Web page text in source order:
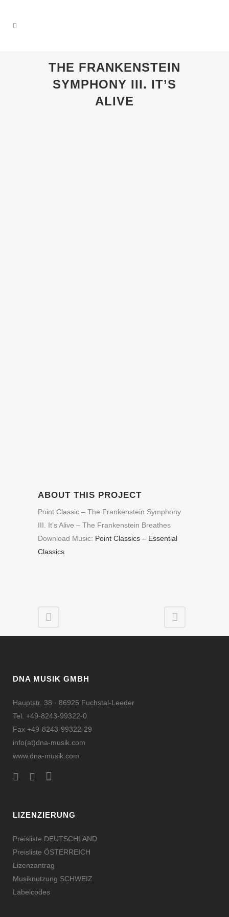
THE FRANKENSTEIN
SYMPHONY III. IT’S
ALIVE
ABOUT THIS PROJECT
Point Classic – The Frankenstein Symphony
III. It’s Alive – The Frankenstein Breathes
Download Music: Point Classics – Essential
Classics
DNA MUSIK GMBH
Hauptstr. 38 · 86925 Fuchstal-Leeder
Tel. +49-8243-99322-0
Fax +49-8243-99322-29
info(at)dna-musik.com
www.dna-musik.com
LIZENZIERUNG
Preisliste DEUTSCHLAND
Preisliste ÖSTERREICH
Lizenzantrag
Musiknutzung SCHWEIZ
Labelcodes